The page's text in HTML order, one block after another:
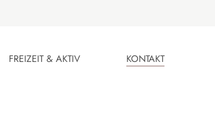
FREIZEIT & AKTIV KONTAKT